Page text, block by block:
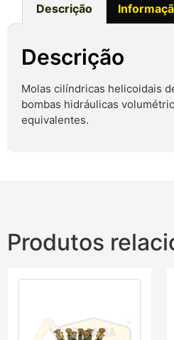
Descrição
Descrição
Molas cilíndricas helicoidais
bombas hidráulicas
equivalentes.
Produtos